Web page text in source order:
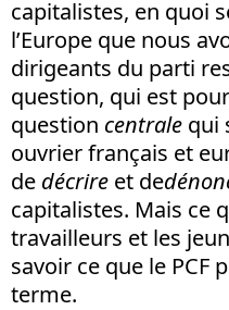
capitalistes, en quoi
l’Europe que nous
dirigeants du parti
question, qui est
question centrale qui
ouvrier français et
de décrire et de
capitalistes. Mais ce
travailleurs et les
savoir ce que le PCF
terme.